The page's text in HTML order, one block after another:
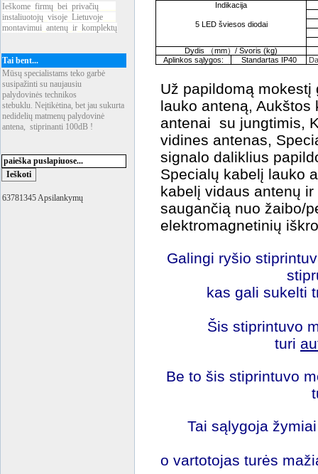
Ieškome firmų bei privačių
instaliuotojų visoje Lietuvoje
montavimui antenų ir komplektų
Tai bent...
Mūsų specialistams teko garbė
susipažinti su naujausiu
palydovinės technikos
stebuklu. Neįtikėtina, bet jau sukurta
nedidelių matmenų palydovinė
antena, stiprinanti 100dB !
63781345 Apsilankymų
Indikacija
5 LED šviesos diodai
Dydis （mm）/Svoris(kg)
Aplinkos sąlygos:
Standartas IP40
Už papildomą
lauko anteną,
antenai su jungtimis,
vidines antenas,
signalo daliklius
Specialų kabelį lauko
kabelį vidaus antenų
saugančią nuo žaibo/
elektromagnetinių
Galingi ryšio
kas gali sukelti
Šis stiprintuvo
turi
Be to šis stiprintuvo
Tai sąlygoja
o vartotojas turės